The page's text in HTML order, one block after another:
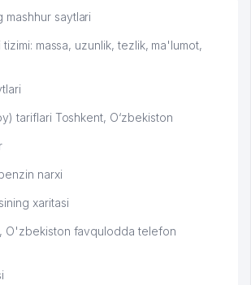
saytlari
massa, uzunlik, tezlik, ma'lumot,
tariflari Toshkent, O‘zbekiston
narxi
xaritasi
O'zbekiston favqulodda telefon